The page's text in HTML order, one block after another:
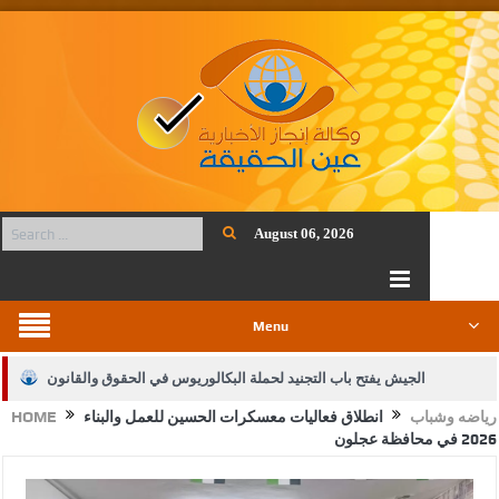
August 06, 2026
Menu
الجيش يفتح باب التجنيد لحملة البكالوريوس في الحقوق والقانون
بيان اجتماع عمّان:دعم الوصاية الهاشمية التاريخية على المقدسات HOME رياضه وشباب
انطلاق فعاليات معسكرات الحسين للعمل والبناء
2026 في محافظة عجلون